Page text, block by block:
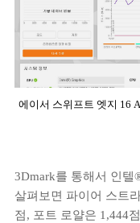
에이서 스위프트 엣지 16
3Dmark를 통해서 인텔
살펴보면 파이어 스트
점, 포트 로얄은 1,444